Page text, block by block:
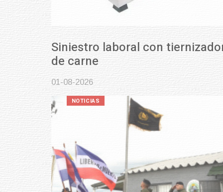
Siniestro laboral con tiernizadora
de carne
01-08-2026
NOTICIAS